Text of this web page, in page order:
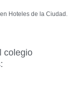
Hoteles de la Ciudad.
colegio